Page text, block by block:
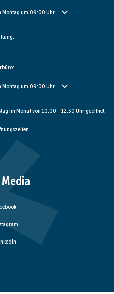
Schließzeiten auszublenden
Montag um 09:00 Uhr
Schließzeiten auszublenden
Montag um 09:00 Uhr
im Monat von 10:00 - 12:30 Uhr geöffnet.